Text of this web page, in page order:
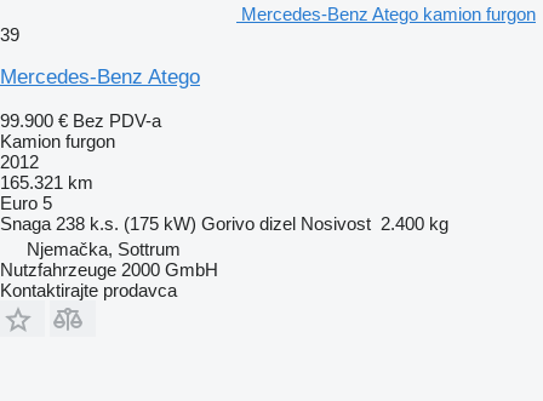
Mercedes-Benz Atego kamion furgon
39
Mercedes-Benz Atego
99.900 € Bez PDV-a
Kamion furgon
2012
165.321 km
Euro 5
Snaga 238 k.s. (175 kW) Gorivo dizel Nosivost 2.400 kg
Njemačka, Sottrum
Nutzfahrzeuge 2000 GmbH
Kontaktirajte prodavca